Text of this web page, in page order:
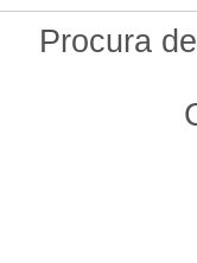
Procura